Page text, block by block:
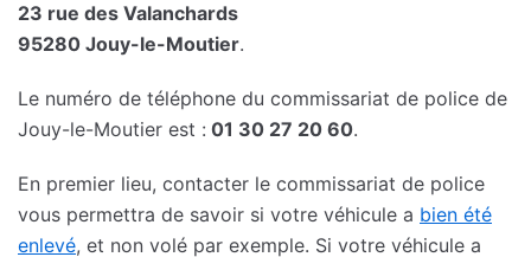
23 rue des Valanchards
95280 Jouy-le-Moutier.
Le numéro de téléphone du commissariat de police de
Jouy-le-Moutier est : 01 30 27 20 60.
En premier lieu, contacter le commissariat de police
vous permettra de savoir si votre véhicule a bien été
enlevé, et non volé par exemple. Si votre véhicule a